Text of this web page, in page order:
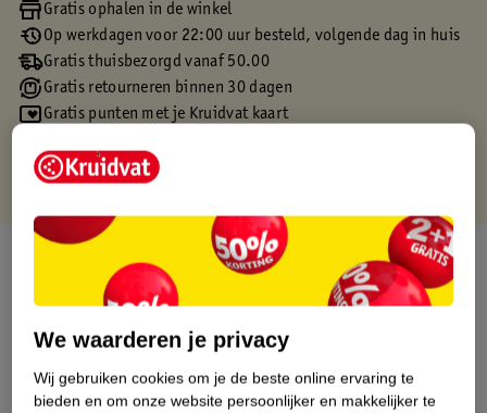
Gratis ophalen in de winkel
Op werkdagen voor 22:00 uur besteld, volgende dag in huis
Gratis thuisbezorgd vanaf 50.00
Gratis retourneren binnen 30 dagen
Gratis punten met je Kruidvat kaart
Over dit product
Productinformatie
Etiketinformatie
We waarderen je privacy
Wij gebruiken cookies om je de beste online ervaring te
bieden en om onze website persoonlijker en makkelijker te